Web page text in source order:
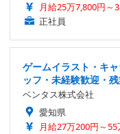
月給25万7,800円～
正社員
ゲームイラスト・キ
ッフ・未経験歓迎・
ベンタス株式会社
愛知県
月給27万200円～55